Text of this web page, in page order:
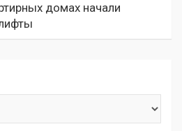
домах начали